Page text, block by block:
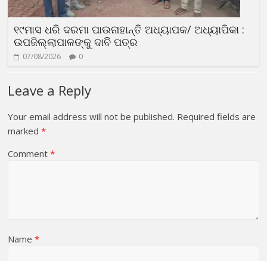
୧୯ମାସ ଧରି ଦରମା ପାଉନାହାନ୍ତି ଅଧ୍ୟାପକ/ ଅଧ୍ୟାପିକା :
ଉପଜିଲ୍ଲାପାଳଙ୍କୁ ଦାବିି ପତ୍ର
07/08/2026 0
Leave a Reply
Your email address will not be published. Required fields are
marked*
Comment*
Name*